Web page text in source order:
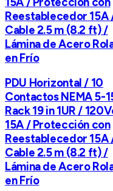
Reestablecedor 15A
Cable 2.5 m (8.2 ft) /
Lámina de Acero
en Frío
PDU Horizontal / 10
Contactos NEMA 5-
Rack 19 in 1UR /
15A / Protección con
Reestablecedor 15A
Cable 2.5 m (8.2 ft) /
Lámina de Acero
en Frío